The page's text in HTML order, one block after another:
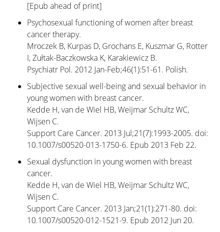
[Epub ahead of print]
Psychosexual functioning of women after breast
cancer therapy.
Mroczek B, Kurpas D, Grochans E, Kuszmar G, Rotter
I, Zułtak-Baczkowska K, Karakiewicz B.
Psychiatr Pol. 2012 Jan-Feb;46(1):51-61. Polish.
Subjective sexual well-being and sexual behavior in
young women with breast cancer.
Kedde H, van de Wiel HB, Weijmar Schultz WC,
Wijsen C.
Support Care Cancer. 2013 Jul;21(7):1993-2005. doi:
10.1007/s00520-013-1750-6. Epub 2013 Feb 22.
Sexual dysfunction in young women with breast
cancer.
Kedde H, van de Wiel HB, Weijmar Schultz WC,
Wijsen C.
Support Care Cancer. 2013 Jan;21(1):271-80. doi:
10.1007/s00520-012-1521-9. Epub 2012 Jun 20.